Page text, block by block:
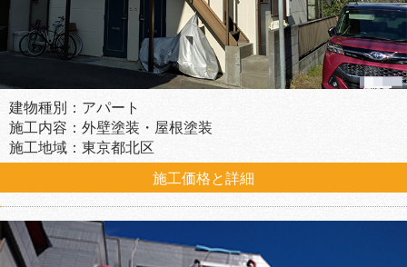
建物種別：アパート
施工内容：外壁塗装・屋根塗装
施工地域：東京都北区
施工価格と詳細